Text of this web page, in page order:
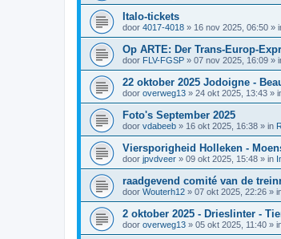
Italo-tickets
door 4017-4018 » 16 nov 2025, 06:50 »
Op ARTE: Der Trans-Europ-
door FLV-FGSP » 07 nov 2025, 16:09 »
22 oktober 2025 Jodoigne -
door overweg13 » 24 okt 2025, 13:43 »
Foto's September 2025
door vdabeeb » 16 okt 2025, 16:38 » in
Viersporigheid Holleken -
door jpvdveer » 09 okt 2025, 15:48 » in
raadgevend comité van de
door Wouterh12 » 07 okt 2025, 22:26 »
2 oktober 2025 - Drieslinter -
door overweg13 » 05 okt 2025, 11:40 »